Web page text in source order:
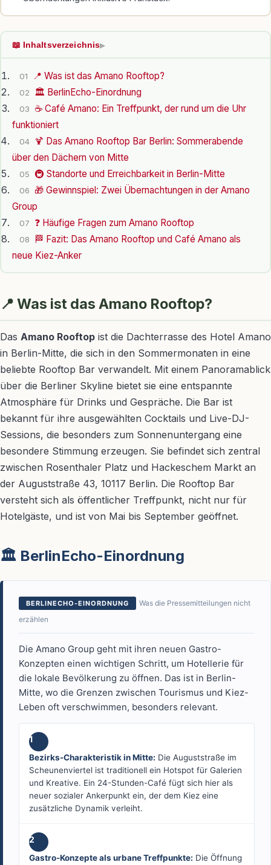
📖 Inhaltsverzeichnis▶
01 📍 Was ist das Amano Rooftop?
02 🏛️ BerlinEcho-Einordnung
03
☕ Café Amano: Ein Treffpunkt, der rund um die Uhr
funktioniert
04 🍹 Das Amano Rooftop Bar Berlin: Sommerabende
über den Dächern von Mitte
05 🚇 Standorte und Erreichbarkeit in Berlin-Mitte
06
🎁 Gewinnspiel: Zwei Übernachtungen in der Amano
Group
07 ❓ Häufige Fragen zum Amano Rooftop
08
🏁 Fazit: Das Amano Rooftop und Café Amano als
neue Kiez-Anker
📍 Was ist das Amano Rooftop?
Das Amano Rooftop ist die Dachterrasse des Hotel Amano
in Berlin-Mitte, die sich in den Sommermonaten in eine
beliebte Rooftop Bar verwandelt. Mit einem Panoramablick
über die Berliner Skyline bietet sie eine entspannte
Atmosphäre für Drinks und Gespräche. Die Bar ist
bekannt für ihre ausgewählten Cocktails und Live-DJ-
Sessions, die besonders zum Sonnenuntergang eine
besondere Stimmung erzeugen. Sie befindet sich zentral
zwischen Rosenthaler Platz und Hackeschem Markt an
der Auguststraße 43, 10117 Berlin. Die Rooftop Bar
versteht sich als öffentlicher Treffpunkt, nicht nur für
Hotelgäste, und ist von Mai bis September geöffnet.
🏛️ BerlinEcho-Einordnung
BERLINECHO-EINORDNUNG
Was die Pressemitteilungen nicht
erzählen
Die Amano Group geht mit ihren neuen Gastro-
Konzepten einen wichtigen Schritt, um Hotellerie für
die lokale Bevölkerung zu öffnen. Das ist in Berlin-
Mitte, wo die Grenzen zwischen Tourismus und Kiez-
Leben oft verschwimmen, besonders relevant.
1
Bezirks-Charakteristik in Mitte: Die Auguststraße im
Scheunenviertel ist traditionell ein Hotspot für Galerien
und Kreative. Ein 24-Stunden-Café fügt sich hier als
neuer sozialer Ankerpunkt ein, der dem Kiez eine
zusätzliche Dynamik verleiht.
2
Gastro-Konzepte als urbane Treffpunkte: Die Öffnung